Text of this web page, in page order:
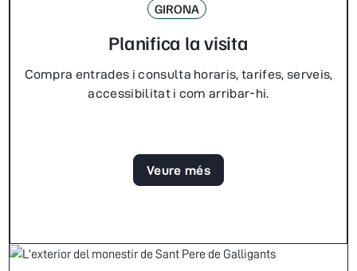
GIRONA
Planifica la visita
Compra entrades i consulta horaris, tarifes, serveis,
accessibilitat i com arribar-hi.
Veure més